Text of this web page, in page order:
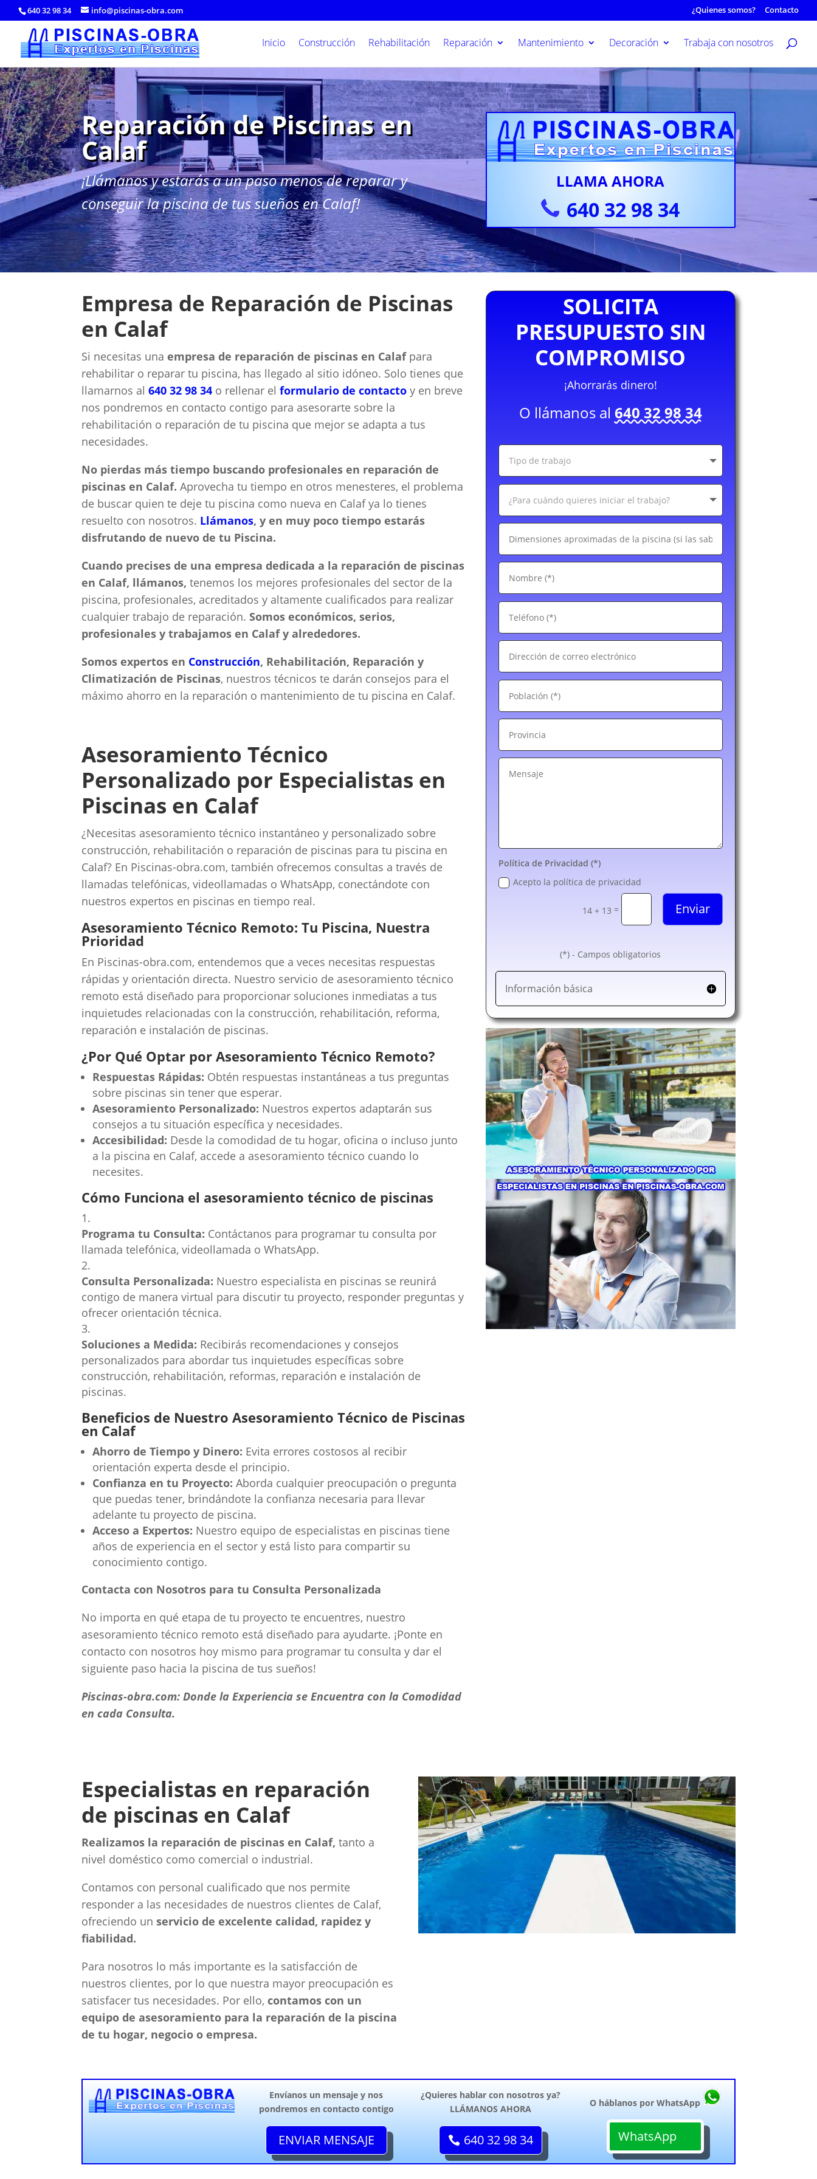
640 32 98 34 info@piscinas-obra.com ¿Quienes somos? Contacto
Inicio Construcción Rehabilitación Reparación Mantenimiento Decoración Trabaja con nosotros
Reparación de Piscinas en
Calaf
¡Llámanos y estarás a un paso menos de reparar y
conseguir la piscina de tus sueños en Calaf!
LLAMA AHORA
640 32 98 34
Empresa de Reparación de Piscinas
en Calaf
Si necesitas unaempresa de reparación de piscinas en Calaf para
rehabilitar o reparar tu piscina, has llegado al sitio idóneo. Solo tienes que
llamarnos al640 32 98 34 o rellenar elformulario de contacto y en breve
nos pondremos en contacto contigo para asesorarte sobre la
rehabilitación o reparación de tu piscina que mejor se adapta a tus
necesidades.
No pierdas más tiempo buscando profesionales en reparación de
piscinas en Calaf. Aprovecha tu tiempo en otros menesteres, el problema
de buscar quien te deje tu piscina como nueva en Calaf ya lo tienes
resuelto con nosotros. Llámanos, y en muy poco tiempo estarás
disfrutando de nuevo de tu Piscina.
Cuando precises de una empresa dedicada a la reparación de piscinas
en Calaf, llámanos, tenemos los mejores profesionales del sector de la
piscina, profesionales, acreditados y altamente cualificados para realizar
cualquier trabajo de reparación.Somos económicos, serios,
profesionales y trabajamos en Calaf y alrededores.
Somos expertos en Construcción, Rehabilitación, Reparación y
Climatización de Piscinas, nuestros técnicos te darán consejos para el
máximo ahorro en la reparación o mantenimiento de tu piscina en Calaf.
Asesoramiento Técnico
Personalizado por Especialistas en
Piscinas en Calaf
¿Necesitas asesoramiento técnico instantáneo y personalizado sobre
construcción, rehabilitación o reparación de piscinas para tu piscina en
Calaf? En Piscinas-obra.com, también ofrecemos consultas a través de
llamadas telefónicas, videollamadas o WhatsApp, conectándote con
nuestros expertos en piscinas en tiempo real.
Asesoramiento Técnico Remoto: Tu Piscina, Nuestra
Prioridad
En Piscinas-obra.com, entendemos que a veces necesitas respuestas
rápidas y orientación directa. Nuestro servicio de asesoramiento técnico
remoto está diseñado para proporcionar soluciones inmediatas a tus
inquietudes relacionadas con la construcción, rehabilitación, reforma,
reparación e instalación de piscinas.
¿Por Qué Optar por Asesoramiento Técnico Remoto?
Respuestas Rápidas: Obtén respuestas instantáneas a tus preguntas
sobre piscinas sin tener que esperar.
Asesoramiento Personalizado: Nuestros expertos adaptarán sus
consejos a tu situación específica y necesidades.
Accesibilidad: Desde la comodidad de tu hogar, oficina o incluso junto
a la piscina en Calaf, accede a asesoramiento técnico cuando lo
necesites.
Cómo Funciona el asesoramiento técnico de piscinas
Programa tu Consulta: Contáctanos para programar tu consulta por
llamada telefónica, videollamada o WhatsApp.
Consulta Personalizada: Nuestro especialista en piscinas se reunirá
contigo de manera virtual para discutir tu proyecto, responder preguntas y
ofrecer orientación técnica.
Soluciones a Medida: Recibirás recomendaciones y consejos
personalizados para abordar tus inquietudes específicas sobre
construcción, rehabilitación, reformas, reparación e instalación de
piscinas.
Beneficios de Nuestro Asesoramiento Técnico de Piscinas
en Calaf
Ahorro de Tiempo y Dinero: Evita errores costosos al recibir
orientación experta desde el principio.
Confianza en tu Proyecto: Aborda cualquier preocupación o pregunta
que puedas tener, brindándote la confianza necesaria para llevar
adelante tu proyecto de piscina.
Acceso a Expertos: Nuestro equipo de especialistas en piscinas tiene
años de experiencia en el sector y está listo para compartir su
conocimiento contigo.
Contacta con Nosotros para tu Consulta Personalizada
No importa en qué etapa de tu proyecto te encuentres, nuestro
asesoramiento técnico remoto está diseñado para ayudarte. ¡Ponte en
contacto con nosotros hoy mismo para programar tu consulta y dar el
siguiente paso hacia la piscina de tus sueños!
Piscinas-obra.com: Donde la Experiencia se Encuentra con la Comodidad
en cada Consulta.
SOLICITA
PRESUPUESTO SIN
COMPROMISO
¡Ahorrarás dinero!
O llámanos al 640 32 98 34
Política de Privacidad (*)
Acepto la política de privacidad
14 + 13 = Enviar
(*) - Campos obligatorios
Información básica
Especialistas en reparación
de piscinas en Calaf
Realizamos la reparación de piscinas en Calaf, tanto a
nivel doméstico como comercial o industrial.
Contamos con personal cualificado que nos permite
responder a las necesidades de nuestros clientes de Calaf,
ofreciendo unservicio de excelente calidad, rapidez y
fiabilidad.
Para nosotros lo más importante es la satisfacción de
nuestros clientes, por lo que nuestra mayor preocupación es
satisfacer tus necesidades. Por ello,contamos con un
equipo de asesoramiento para la reparación de la piscina
de tu hogar, negocio o empresa.
Envíanos un mensaje y nos
pondremos en contacto contigo
ENVIAR MENSAJE
¿Quieres hablar con nosotros ya?
LLÁMANOS AHORA
640 32 98 34
O háblanos por WhatsApp
WhatsApp